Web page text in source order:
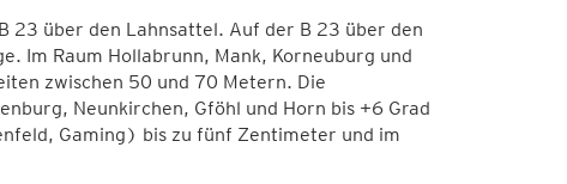
23 über den Lahnsattel. Auf der B 23 über den
Im Raum Hollabrunn, Mank, Korneuburg und
zwischen 50 und 70 Metern. Die
Neunkirchen, Gföhl und Horn bis +6 Grad
Gaming) bis zu fünf Zentimeter und im